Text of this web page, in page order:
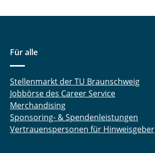
Für alle
Stellenmarkt der TU Braunschweig
Jobbörse des Career Service
Merchandising
Sponsoring- & Spendenleistungen
Vertrauenspersonen für Hinweisgeber